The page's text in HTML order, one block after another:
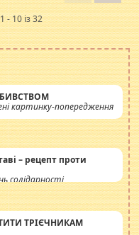
- 10 із 32
картинку-попередження
– рецепт проти
солідарності
ТРІЄЧНИКАМ